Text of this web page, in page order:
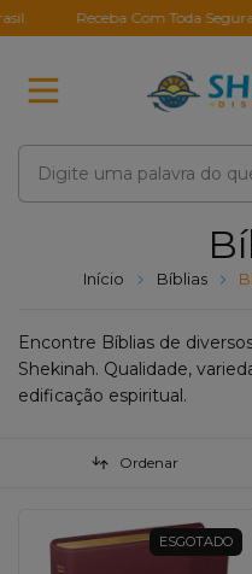
Receba Com Toda Segurança
Início Bíblias
Encontre Bíblias de
Shekinah. Qualidade,
edificação espiritual.
Ordenar
ESGOTADO